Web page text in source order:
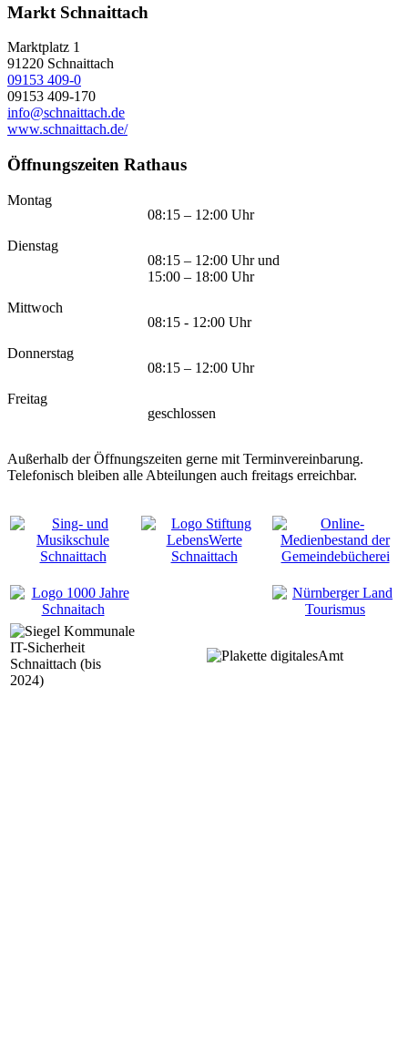
Markt Schnaittach
Marktplatz 1
91220 Schnaittach
09153 409-0
09153 409-170
info@schnaittach.de
www.schnaittach.de/
Öffnungszeiten Rathaus
Montag
08:15 – 12:00 Uhr
Dienstag
08:15 – 12:00 Uhr und
15:00 – 18:00 Uhr
Mittwoch
08:15 - 12:00 Uhr
Donnerstag
08:15 – 12:00 Uhr
Freitag
geschlossen
Außerhalb der Öffnungszeiten gerne mit Terminvereinbarung.
Telefonisch bleiben alle Abteilungen auch freitags erreichbar.